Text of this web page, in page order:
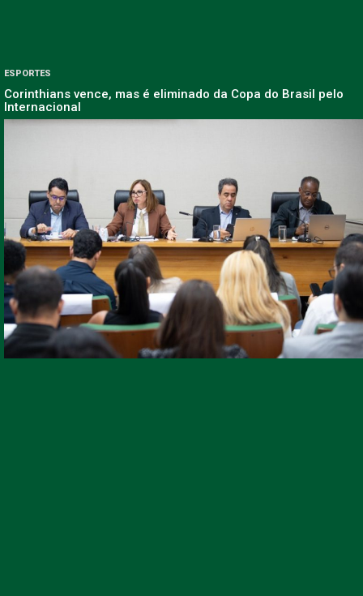
ESPORTES
Corinthians vence, mas é eliminado da Copa do Brasil pelo
Internacional